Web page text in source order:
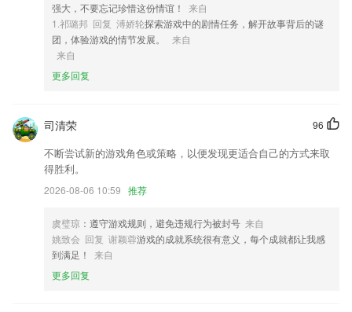
5,一键释放系统内存，彻底清理系统垃圾，加速手机运行速度。
6,可以按照序号顺序打印，数字可以设置底边，适用于文本和条码
天天电竞游戏软件优势
2.随时可以取消隐藏，一键即可隐藏听力内容的中文翻译
3.·多平台互联网，随时想学就学互联网教育，随时随地，想学就学
4.定期测试、个人能力精准评估
5.汇聚省内升本名师，面对面在线互动，
6.* 学校通讯
天天电竞游戏更新了什么?
新增《隐私服务协议》
强大，不要忘记珍惜这份情谊！
来自
1.祁璐邦 回复 溥娇轮探索游戏中的剧情任务，解开故事背后的谜
团，体验游戏的情节发展。
来自
来自
更多回复
96
司清荣
不断尝试新的游戏角色或策略，以便发现更适合自己的方式来取
得胜利。
2026-08-06 10:59 推荐
虞璧琼 ：遵守游戏规则，避免违规行为被封号 来自
姚致会 回复 谢颖蓉游戏的成就系统很有意义，每个成就都让我感
到满足！
来自
更多回复